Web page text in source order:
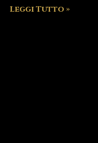
Leggi Tutto »